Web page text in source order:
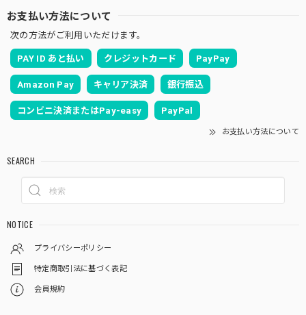
お支払い方法について
次の方法がご利用いただけます。
PAY ID あと払い クレジットカード PayPay
Amazon Pay キャリア決済 銀行振込
コンビニ決済またはPay-easy PayPal
お支払い方法について
SEARCH
NOTICE
プライバシーポリシー
特定商取引法に基づく表記
会員規約